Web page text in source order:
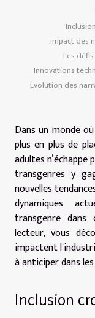
Impact des
Les
Innovations
Évolution des
Dans un monde
plus en plus de
adultes
transgenres y
nouvelles
dynamiques
transgenre
lecteur, vous
impactent
à anticiper dans
Inclusion